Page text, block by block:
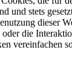
und stets
dieser
die
vereinfachen